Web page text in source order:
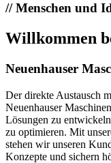
//Menschen und
Willkommen
Neuenhauser
Der direkte Austausch
Neuenhauser
Lösungen zu
zu optimieren. Mit
stehen wir unseren
Konzepte und sichern